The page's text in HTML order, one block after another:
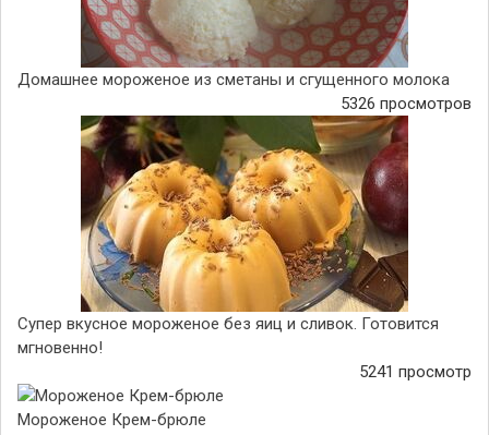
Домашнее мороженое из сметаны и сгущенного молока
5326 просмотров
Супер вкусное мороженое без яиц и сливок. Готовится
мгновенно!
5241 просмотр
Мороженое Крем-брюле